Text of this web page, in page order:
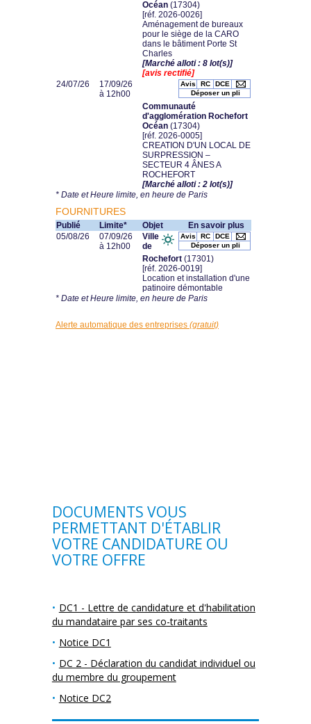
DOCUMENTS VOUS
PERMETTANT D'ÉTABLIR
VOTRE CANDIDATURE OU
VOTRE OFFRE
DC1 - Lettre de candidature et d'habilitation
du mandataire par ses co-traitants
Notice DC1
DC 2 - Déclaration du candidat individuel ou
du membre du groupement
Notice DC2